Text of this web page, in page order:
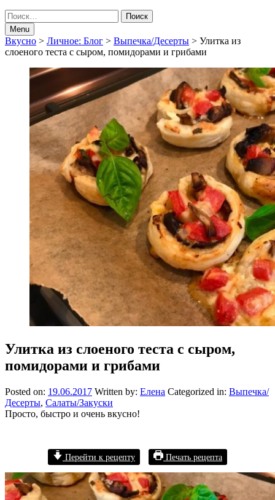
Search
Найти:
Menu
Breadcrumbs
navigation
Вкусно > Личное: Блог > Выпечка/Десерты > Улитка из
слоеного теста с сыром, помидорами и грибами
Улитка из слоеного теста с сыром,
помидорами и грибами
Posted on: 19.06.2017 Written by: Елена Categorized in: Выпечка/
Десерты, Салаты/Закуски
Просто, быстро и очень вкусно!
Перейти к рецепту Печать рецепта